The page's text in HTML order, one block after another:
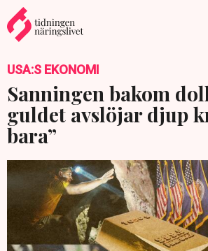
USA:S EKONOMI
Sanningen bakom
guldet avslöjar djup
bara”